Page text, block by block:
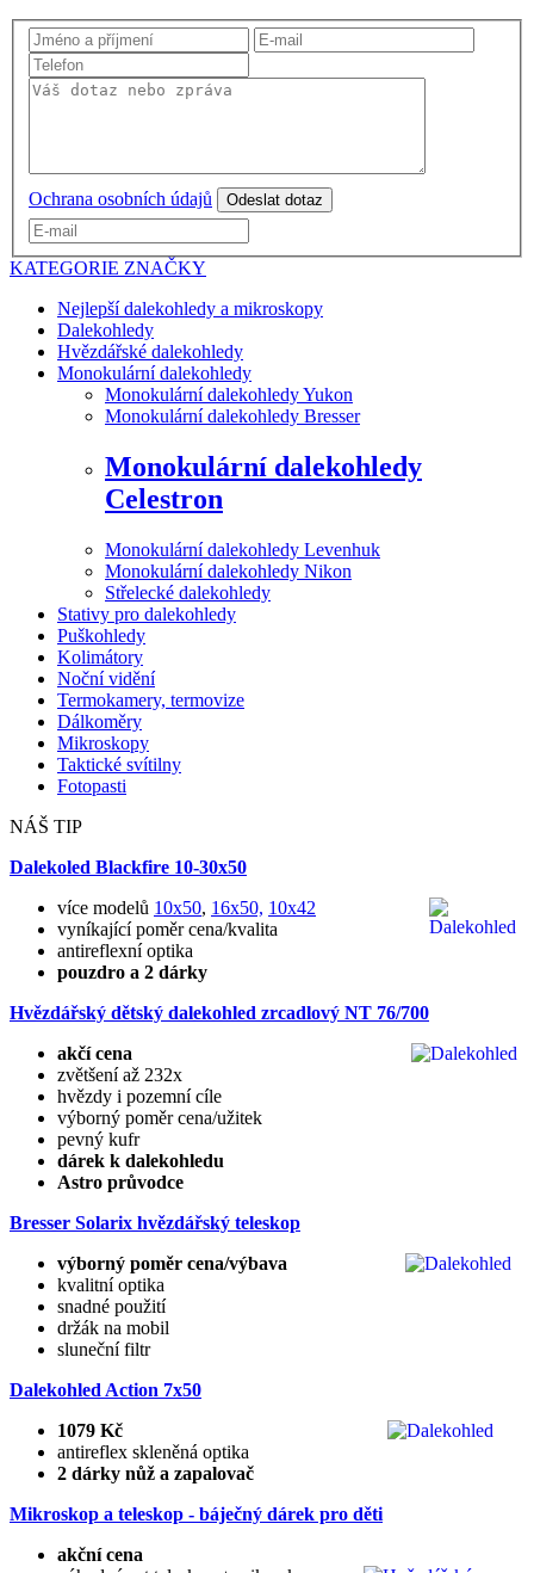
Ochrana osobních údajů Odeslat dotaz
KATEGORIE ZNAČKY
Nejlepší dalekohledy a mikroskopy
Dalekohledy
Hvězdářské dalekohledy
Monokulární dalekohledy
Monokulární dalekohledy Yukon
Monokulární dalekohledy Bresser
Monokulární dalekohledy
Celestron
Monokulární dalekohledy Levenhuk
Monokulární dalekohledy Nikon
Střelecké dalekohledy
Stativy pro dalekohledy
Puškohledy
Kolimátory
Noční vidění
Termokamery, termovize
Dálkoměry
Mikroskopy
Taktické svítilny
Fotopasti
NÁŠ TIP
Dalekoled Blackfire 10-30x50
více modelů 10x50, 16x50, 10x42
vyníkající poměr cena/kvalita
antireflexní optika
pouzdro a 2 dárky
Hvězdářský dětský dalekohled zrcadlový NT 76/700
akčí cena
zvětšení až 232x
hvězdy i pozemní cíle
výborný poměr cena/užitek
pevný kufr
dárek k dalekohledu
Astro průvodce
Bresser Solarix hvězdářský teleskop
výborný poměr cena/výbava
kvalitní optika
snadné použití
držák na mobil
sluneční filtr
Dalekohled Action 7x50
1079 Kč
antireflex skleněná optika
2 dárky nůž a zapalovač
Mikroskop a teleskop - báječný dárek pro děti
akční cena